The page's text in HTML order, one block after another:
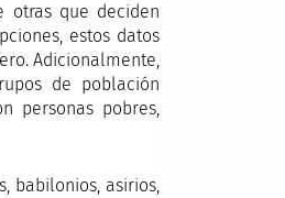
otras que deciden
estos datos
Adicionalmente,
de población
personas pobres,
babilonios, asirios,